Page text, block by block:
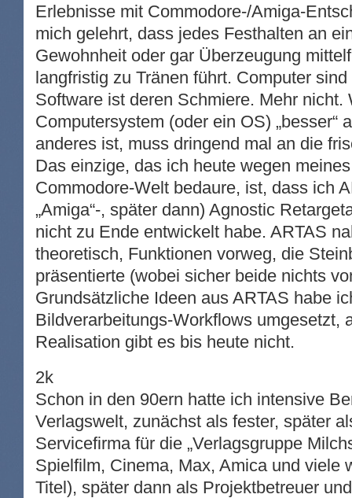
Erlebnisse mit Commodore-/Amiga-
mich gelehrt, dass jedes Festhalten an
Gewohnheit oder gar Überzeugung
langfristig zu Tränen führt. Computer
Software ist deren Schmiere. Mehr nicht.
Computersystem (oder ein OS) „besser“
anderes ist, muss dringend mal an die
Das einzige, das ich heute wegen
Commodore-Welt bedaure, ist, dass ich
„Amiga“-, später dann) Agnostic
nicht zu Ende entwickelt habe. ARTAS
theoretisch, Funktionen vorweg, die
präsentierte (wobei sicher beide nichts
Grundsätzliche Ideen aus ARTAS habe
Bildverarbeitungs-Workflows umgesetzt,
Realisation gibt es bis heute nicht.
2k
Schon in den 90ern hatte ich intensive
Verlagswelt, zunächst als fester, später
Servicefirma für die „Verlagsgruppe
Spielfilm, Cinema, Max, Amica und viele
Titel), später dann als Projektbetreuer